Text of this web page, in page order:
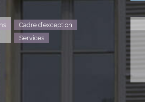
Cadre d’exception
Services